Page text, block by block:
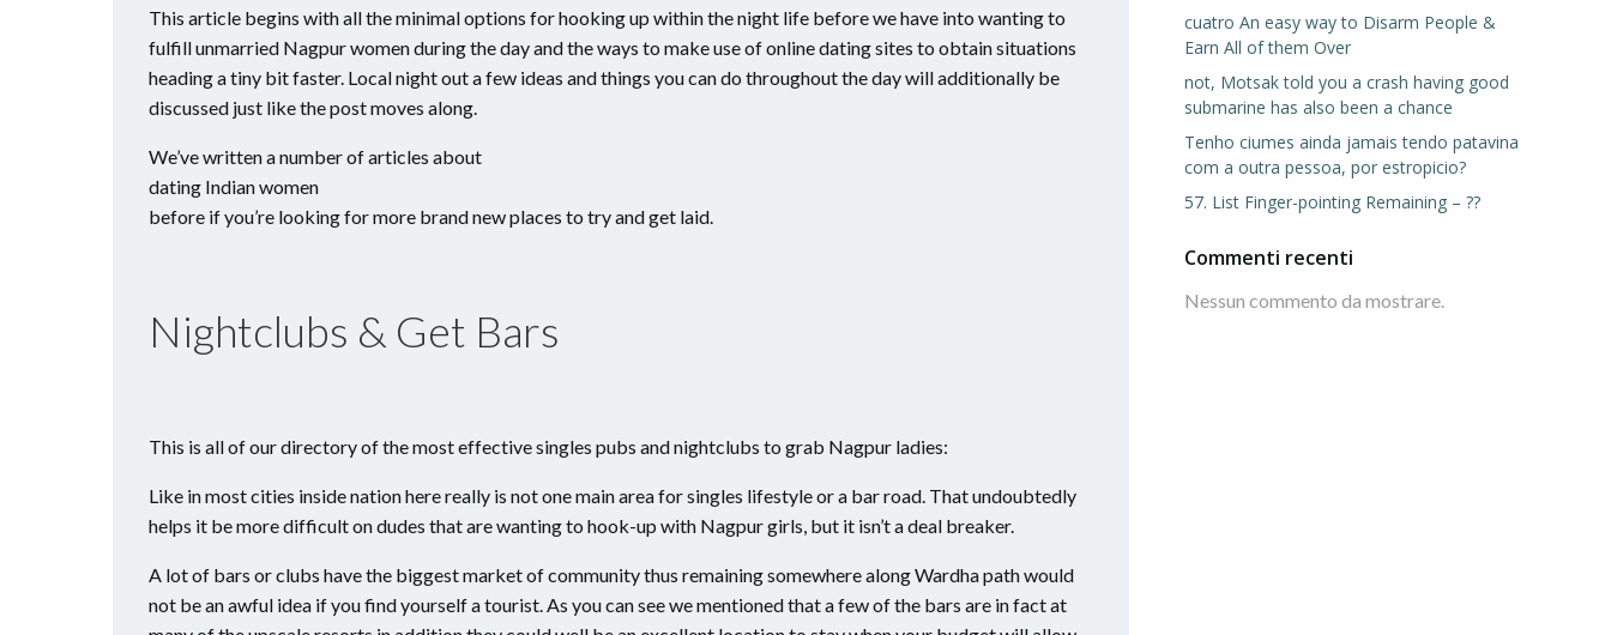
This article begins with all the minimal options for hooking up within the night life before we have into wanting to
fulfill unmarried Nagpur women during the day and the ways to make use of online dating sites to obtain situations
heading a tiny bit faster. Local night out a few ideas and things you can do throughout the day will additionally be
discussed just like the post moves along.
We’ve written a number of articles about
dating Indian women
before if you’re looking for more brand new places to try and get laid.
Nightclubs & Get Bars
This is all of our directory of the most effective singles pubs and nightclubs to grab Nagpur ladies:
Like in most cities inside nation here really is not one main area for singles lifestyle or a bar road. That undoubtedly
helps it be more difficult on dudes that are wanting to hook-up with Nagpur girls, but it isn’t a deal breaker.
A lot of bars or clubs have the biggest market of community thus remaining somewhere along Wardha path would
not be an awful idea if you find yourself a tourist. As you can see we mentioned that a few of the bars are in fact at
cuatro An easy way to Disarm People &
Earn All of them Over
not, Motsak told you a crash having good
submarine has also been a chance
Tenho ciumes ainda jamais tendo patavina
com a outra pessoa, por estropicio?
57. List Finger-pointing Remaining – ??
Commenti recenti
Nessun commento da mostrare.